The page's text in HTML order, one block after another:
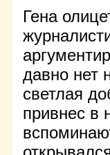
Гена
давно нет
светлая
привнес в